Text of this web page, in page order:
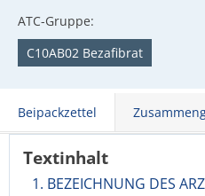
ATC-Gruppe:
C10AB02 Bezafibrat
Beipackzettel
Textinhalt
1. BEZEICHNUNG DES